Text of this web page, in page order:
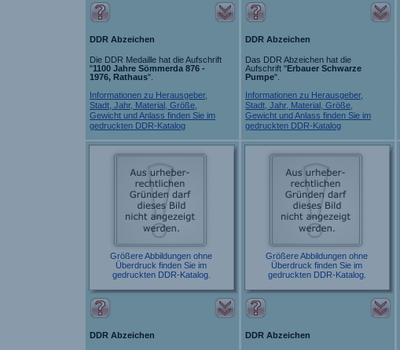
DDR Abzeichen
Die DDR Medaille hat die Aufschrift
"1100 Jahre Sömmerda 876 -
1976, Rathaus".
Informationen zu Herausgeber,
Stadt, Jahr, Material, Größe,
Gewicht und Anlass finden Sie im
gedruckten DDR-Katalog
DDR Abzeichen
Das DDR Abzeichen hat die
Aufschrift "Erbauer Schwarze
Pumpe".
Informationen zu Herausgeber,
Stadt, Jahr, Material, Größe,
Gewicht und Anlass finden Sie im
gedruckten DDR-Katalog
Größere Abbildungen ohne
Überdruck finden Sie im
gedruckten DDR-Katalog.
DDR Abzeichen
Größere Abbildungen ohne
Überdruck finden Sie im
gedruckten DDR-Katalog.
DDR Abzeichen